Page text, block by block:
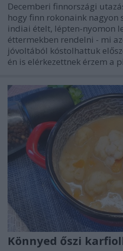
Decemberi finnországi
hogy finn rokonaink nagyon
indiai ételt, lépten-nyomon
éttermekben rendelni - mi
jóvoltából kóstolhattuk
én is elérkezettnek érzem a
Könnyed őszi